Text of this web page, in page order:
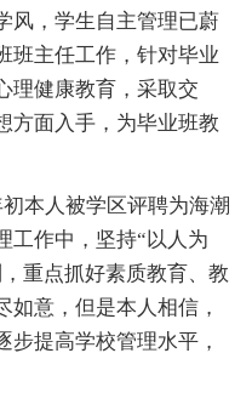
风，学生自主管理已蔚
班主任工作，针对毕业
理健康教育，采取交
方面入手，为毕业班教
本人被学区评聘为海潮
工作中，坚持“以人为
重点抓好素质教育、教
如意，但是本人相信，
步提高学校管理水平，